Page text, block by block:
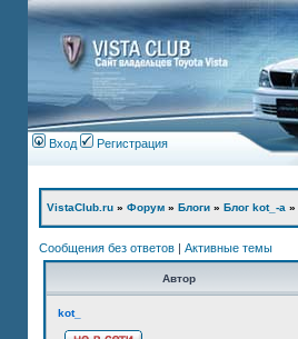
Вход Регистрация
VistaClub.ru » Форум » Блоги » Блог kot_-а »
Сообщения без ответов | Активные темы
Автор
kot_